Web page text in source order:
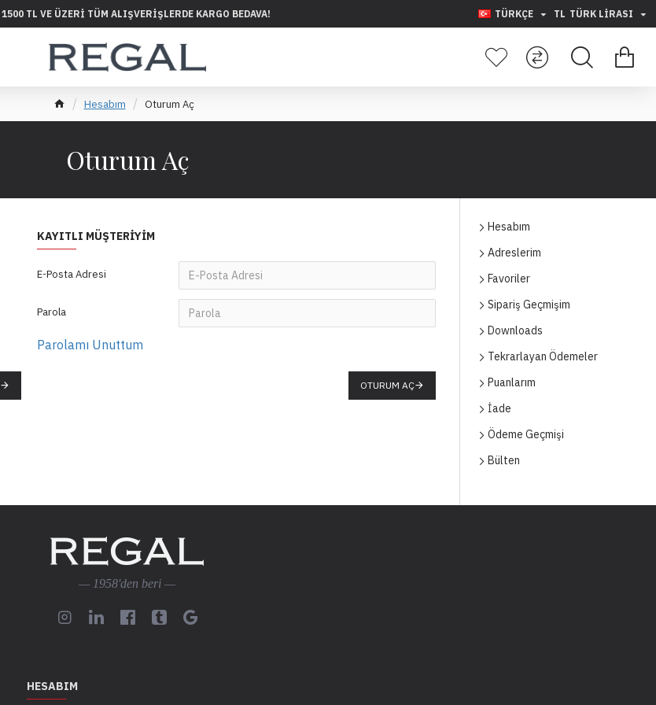
1500 TL VE ÜZERI TÜM ALIŞVERIŞLERDE KARGO BEDAVA! TÜRKÇE TL TÜRK LIRASI
Hesabım Oturum Aç
Oturum Aç
KAYITLI MÜŞTERIYIM
E-Posta Adresi
Parola
Parolamı Unuttum
OTURUM AÇ
Hesabım
Adreslerim
Favoriler
Sipariş Geçmişim
Downloads
Tekrarlayan Ödemeler
Puanlarım
İade
Ödeme Geçmişi
Bülten
— 1958'den beri —
HESABIM